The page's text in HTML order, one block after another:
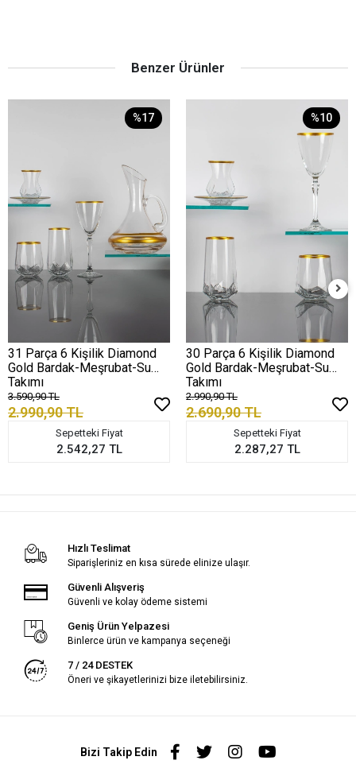
Benzer Ürünler
%17
31 Parça 6 Kişilik Diamond
Gold Bardak-Meşrubat-Su
Takımı
3.590,90 TL
2.990,90 TL
Sepetteki Fiyat
2.542,27 TL
%10
30 Parça 6 Kişilik Diamond
Gold Bardak-Meşrubat-Su
Takımı
2.990,90 TL
2.690,90 TL
Sepetteki Fiyat
2.287,27 TL
Hızlı Teslimat
Siparişleriniz en kısa sürede elinize ulaşır.
Güvenli Alışveriş
Güvenli ve kolay ödeme sistemi
Geniş Ürün Yelpazesi
Binlerce ürün ve kampanya seçeneği
7 / 24 DESTEK
Öneri ve şikayetlerinizi bize iletebilirsiniz.
Bizi Takip Edin